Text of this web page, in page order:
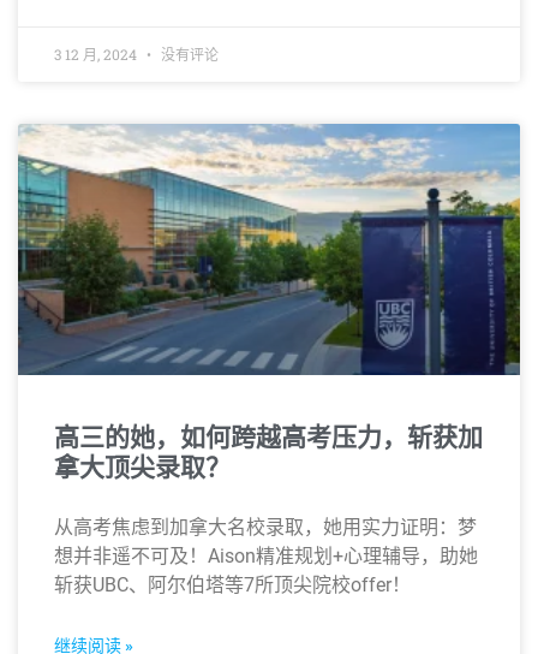
3 12 月, 2024 没有评论
高三的她，如何跨越高考压力，斩获加
拿大顶尖录取？
从高考焦虑到加拿大名校录取，她用实力证明：梦
想并非遥不可及！Aison精准规划+心理辅导，助她
斩获UBC、阿尔伯塔等7所顶尖院校offer！
继续阅读 »